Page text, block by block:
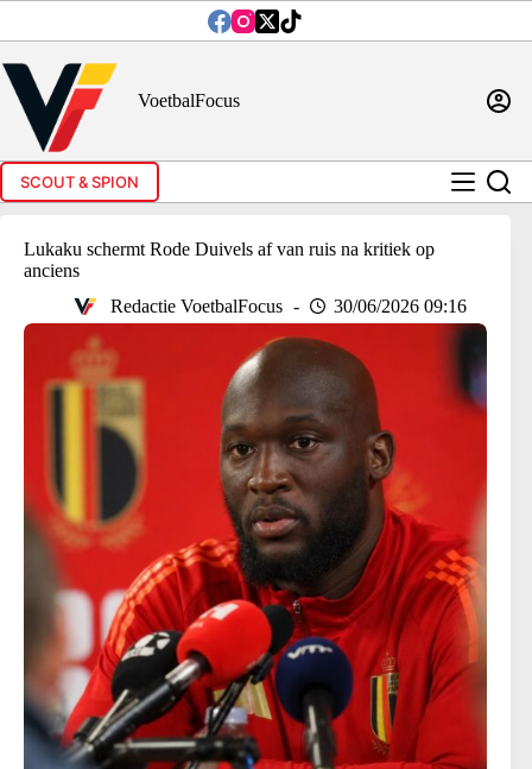
inhoud
VoetbalFocus
SCOUT & SPION
Lukaku schermt Rode Duivels af van ruis na kritiek op
anciens
Redactie VoetbalFocus
30/06/2026 09:16